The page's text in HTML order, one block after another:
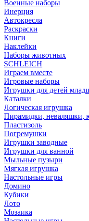
Военные наборы
Инерция
Автокресла
Раскраски
Книги
Наклейки
Наборы животных
SCHLEICH
Играем вместе
Игровые наборы
Игрушки для детей
Каталки
Логическая игрушка
Пирамидки, неваляшки,
Пластизоль
Погремушки
Игрушки заводные
Игрушки для ванной
Мыльные пузыри
Мягкая игрушка
Настольные игры
Домино
Кубики
Лото
Мозаика